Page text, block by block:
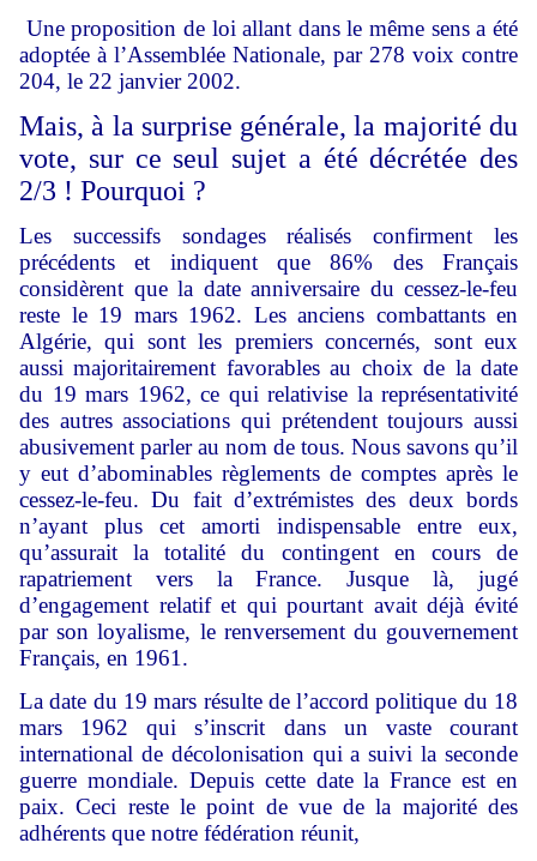
Une proposition de loi allant dans le même sens a été
adoptée à l’Assemblée Nationale, par 278 voix contre
204, le 22 janvier 2002.
Mais, à la surprise générale, la majorité du
vote, sur ce seul sujet a été décrétée des
2/3 ! Pourquoi ?
Les successifs sondages réalisés confirment les
précédents et indiquent que 86% des Français
considèrent que la date anniversaire du cessez-le-feu
reste le 19 mars 1962. Les anciens combattants en
Algérie, qui sont les premiers concernés, sont eux
aussi majoritairement favorables au choix de la date
du 19 mars 1962, ce qui relativise la représentativité
des autres associations qui prétendent toujours aussi
abusivement parler au nom de tous. Nous savons qu’il
y eut d’abominables règlements de comptes après le
cessez-le-feu. Du fait d’extrémistes des deux bords
n’ayant plus cet amorti indispensable entre eux,
qu’assurait la totalité du contingent en cours de
rapatriement vers la France. Jusque là, jugé
d’engagement relatif et qui pourtant avait déjà évité
par son loyalisme, le renversement du gouvernement
Français, en 1961.
La date du 19 mars résulte de l’accord politique du 18
mars 1962 qui s’inscrit dans un vaste courant
international de décolonisation qui a suivi la seconde
guerre mondiale. Depuis cette date la France est en
paix. Ceci reste le point de vue de la majorité des
adhérents que notre fédération réunit,